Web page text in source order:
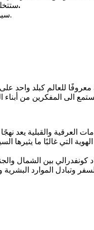
.
سيؤدي تعزيز قوات الأمن على المستويين الولائي والاتحادي وتوضيح حدود المسؤوليات إلى تقليل الجريمة.